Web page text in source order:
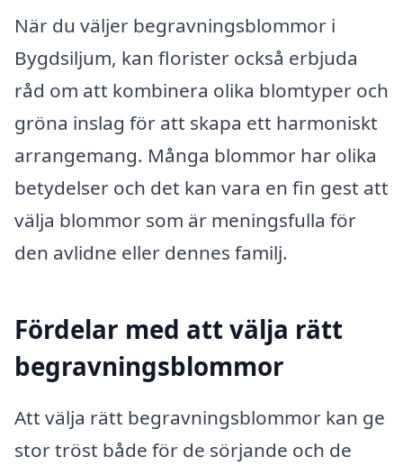
När du väljer begravningsblommor i
Bygdsiljum, kan florister också erbjuda
råd om att kombinera olika blomtyper och
gröna inslag för att skapa ett harmoniskt
arrangemang. Många blommor har olika
betydelser och det kan vara en fin gest att
välja blommor som är meningsfulla för
den avlidne eller dennes familj.
Fördelar med att välja rätt
begravningsblommor
Att välja rätt begravningsblommor kan ge
stor tröst både för de sörjande och de